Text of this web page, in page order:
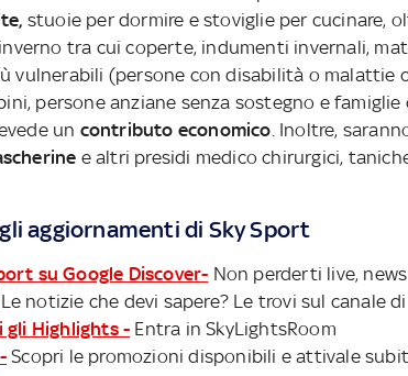
stuoie per dormire e stoviglie per cucinare,
tra cui coperte, indumenti invernali,
vulnerabili (persone con disabilità o malattie
persone anziane senza sostegno e
un contributo economico. Inoltre,
e altri presidi medico chirurgici,
aggiornamenti di Sky Sport
su Google Discover- Non perderti live,
Le notizie che devi sapere? Le trovi sul canale
Highlights - Entra in SkyLightsRoom
Scopri le promozioni disponibili e attivale